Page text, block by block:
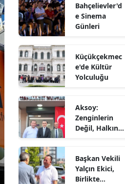
Bahçelievler'd
e Sinema
Günleri
Küçükçekmec
e'de Kültür
Yolculuğu
Aksoy:
Zenginlerin
Değil, Halkın
Başkan Vekili
Yalçın Ekici,
Birlikte